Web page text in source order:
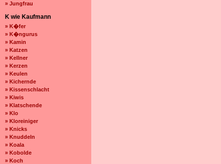
» Jungfrau
K wie Kaufmann
» K�fer
» K�ngurus
» Kamin
» Katzen
» Kellner
» Kerzen
» Keulen
» Kichernde
» Kissenschlacht
» Kiwis
» Klatschende
» Klo
» Kloreiniger
» Knicks
» Knuddeln
» Koala
» Kobolde
» Koch